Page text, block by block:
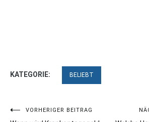
KATEGORIE: BELIEBT
Beitragsnavigation
VORHERIGER BEITRAG